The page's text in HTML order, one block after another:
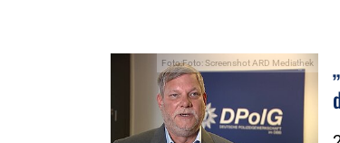
Foto:Foto: Screenshot ARD Mediathek